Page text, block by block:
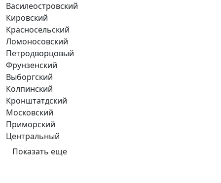
Василеостровский
Кировский
Красносельский
Ломоносовский
Петродворцовый
Фрунзенский
Выборгский
Колпинский
Кронштатдский
Московский
Приморский
Центральный
Показать еще